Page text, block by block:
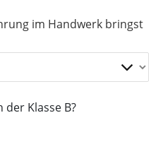
im Handwerk bringst
Klasse B?